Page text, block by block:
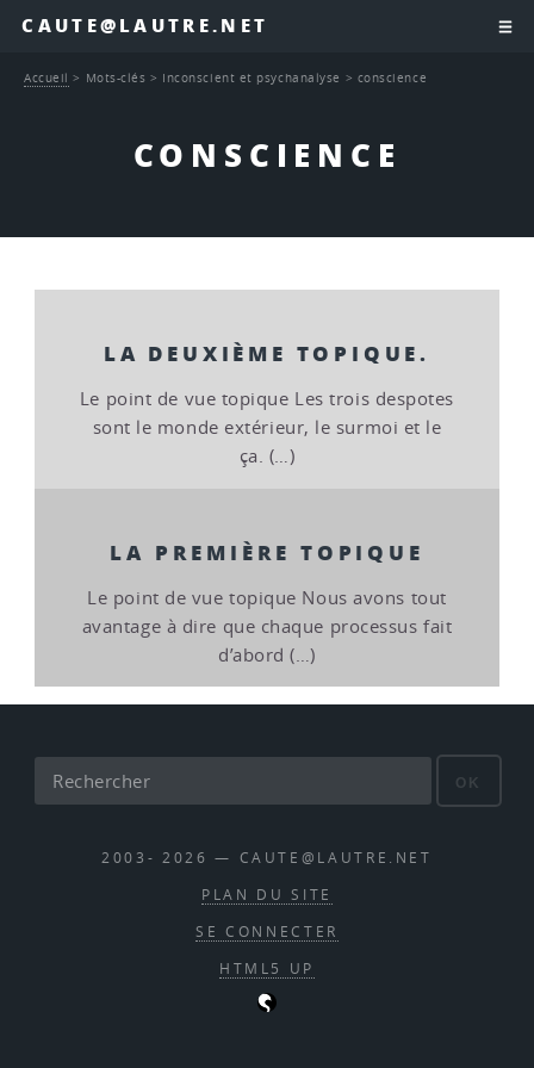
CAUTE@LAUTRE.NET
CONSCIENCE
Accueil > Mots-clés > Inconscient et psychanalyse > conscience
LA DEUXIÈME TOPIQUE.
Le point de vue topique Les trois despotes
sont le monde extérieur, le surmoi et le
ça. (…)
LA PREMIÈRE TOPIQUE
Le point de vue topique Nous avons tout
avantage à dire que chaque processus fait
d’abord (…)
OK
2003- 2026 — CAUTE@LAUTRE.NET
PLAN DU SITE
SE CONNECTER
HTML5 UP